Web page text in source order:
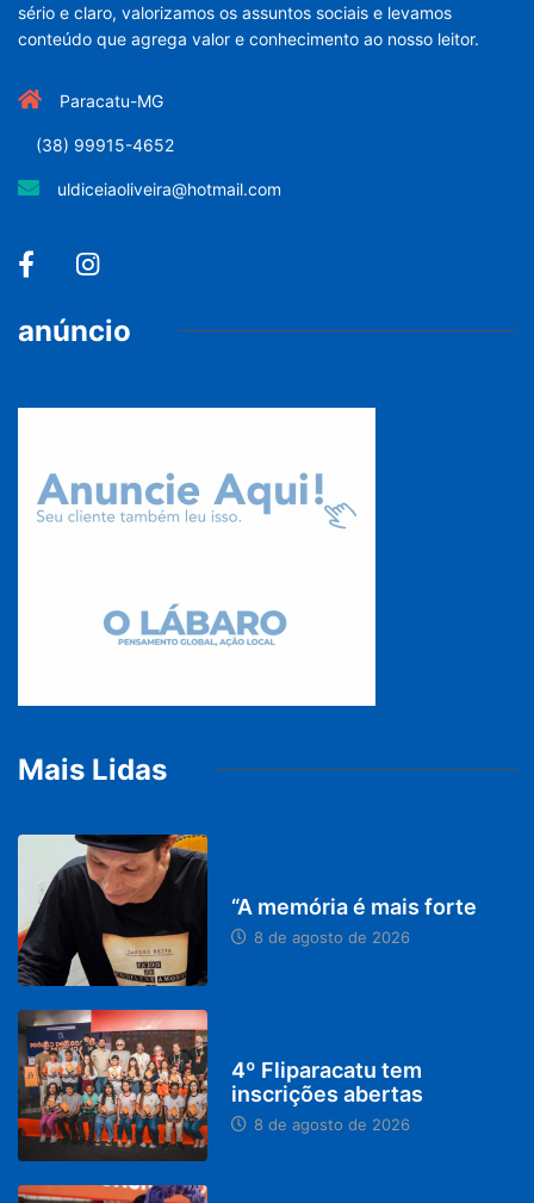
sério e claro, valorizamos os assuntos sociais e levamos
conteúdo que agrega valor e conhecimento ao nosso leitor.
Paracatu-MG
(38) 99915-4652
uldiceiaoliveira@hotmail.com
anúncio
Mais Lidas
“A memória é mais forte
8 de agosto de 2026
4º Fliparacatu tem
inscrições abertas
8 de agosto de 2026